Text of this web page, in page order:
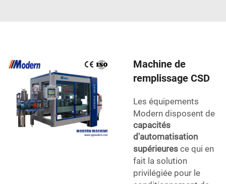
Machine de
remplissage CSD
Les équipements
Modern disposent de
capacités
d'automatisation
supérieures ce qui en
fait la solution
privilégiée pour le